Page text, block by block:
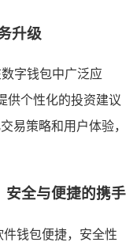
升级
字钱包中广泛应
供个性化的投资建议
易策略和用户体验，
安全与便捷的携手
钱包便捷，安全性